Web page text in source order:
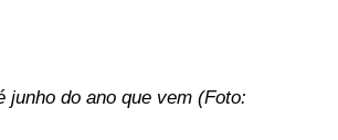
do ano que vem (Foto: